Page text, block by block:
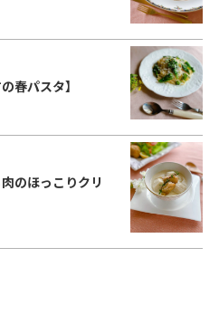
ご契約者さま限定サ
会社紹介
ご案内
お知らせ
家事スタッフ募集
春パスタ】
のほっこりクリ